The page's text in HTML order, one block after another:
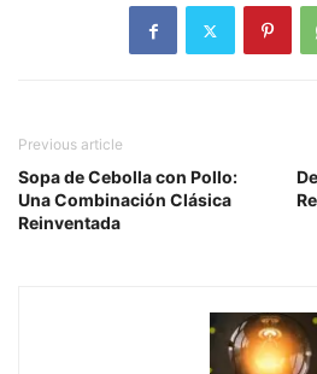
Previous article
Sopa de Cebolla con Pollo:
Una Combinación Clásica
Reinventada